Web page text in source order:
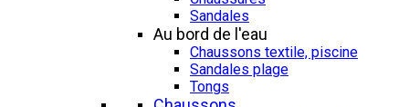
Sandales
Au bord de l'eau
Chaussons textile, piscine
Sandales plage
Tongs